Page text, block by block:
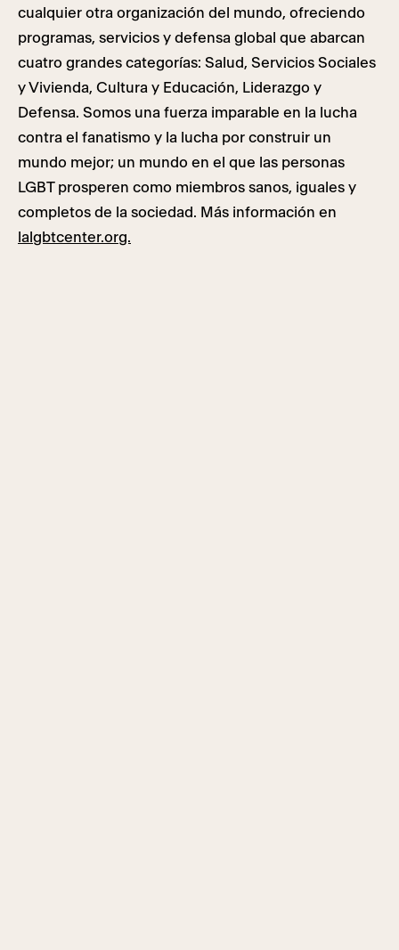
cualquier otra organización del mundo, ofreciendo
programas, servicios y defensa global que abarcan
cuatro grandes categorías: Salud, Servicios Sociales
y Vivienda, Cultura y Educación, Liderazgo y
Defensa. Somos una fuerza imparable en la lucha
contra el fanatismo y la lucha por construir un
mundo mejor; un mundo en el que las personas
LGBT prosperen como miembros sanos, iguales y
completos de la sociedad. Más información en
lalgbtcenter.org.